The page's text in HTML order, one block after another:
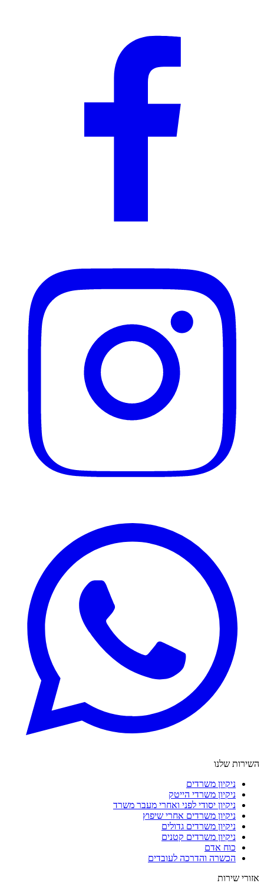
השירות שלנו
ניקיון משרדים
ניקיון משרדי הייטק
ניקיון יסודי לפני ואחרי מעבר משרד
ניקיון משרדים אחרי שיפוץ
ניקיון משרדים גדולים
ניקיון משרדים קטנים
כוח אדם
הכשרה והדרכה לעובדים
אזורי שירות